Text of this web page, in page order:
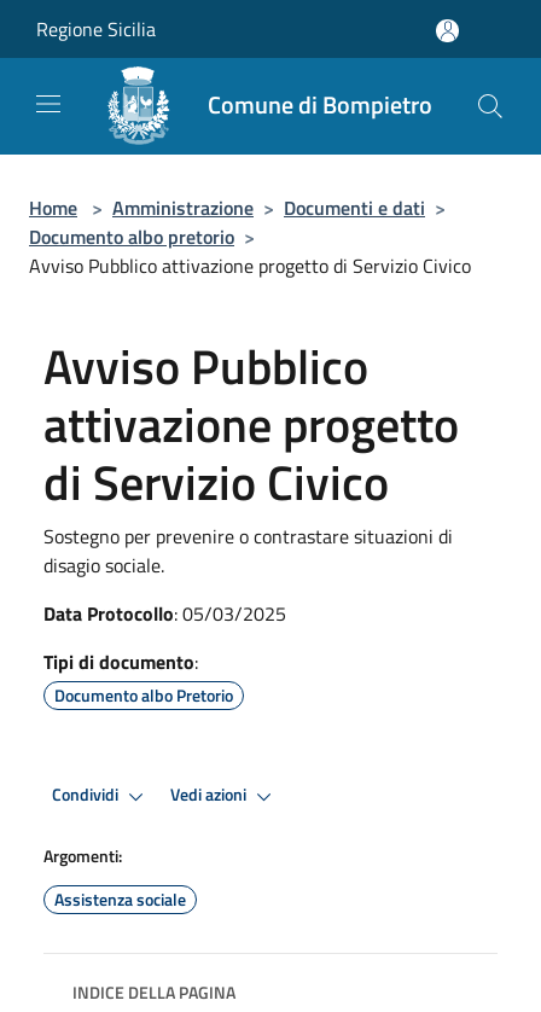
Regione Sicilia
Comune di Bompietro
Home > Amministrazione > Documenti e dati >
Documento albo pretorio >
Avviso Pubblico attivazione progetto di Servizio Civico
Avviso Pubblico
attivazione progetto
di Servizio Civico
Sostegno per prevenire o contrastare situazioni di
disagio sociale.
Data Protocollo: 05/03/2025
Tipi di documento:
Documento albo Pretorio
Condividi Vedi azioni
Argomenti:
Assistenza sociale
INDICE DELLA PAGINA